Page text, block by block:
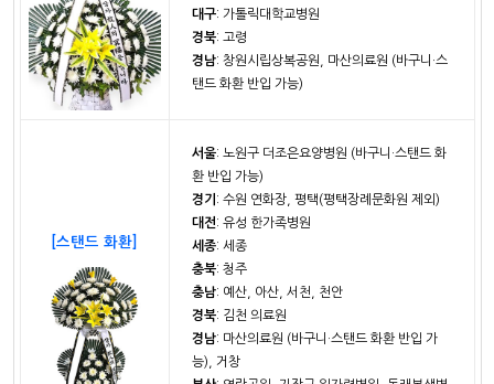
대구: 가톨릭대학교병원
경북: 고령
경남: 창원시립상복공원, 마산의료원 (바구니·스
탠드 화환 반입 가능)
[스탠드 화환]
서울: 노원구 더조은요양병원 (바구니·스탠드 화
환 반입 가능)
경기 : 수원 연화장, 평택(평택장례문화원 제외)
대전: 유성 한가족병원
세종: 세종
충북: 청주
충남: 예산, 아산, 서천, 천안
경북: 김천 의료원
경남: 마산의료원 (바구니·스탠드 화환 반입 가
능), 거창